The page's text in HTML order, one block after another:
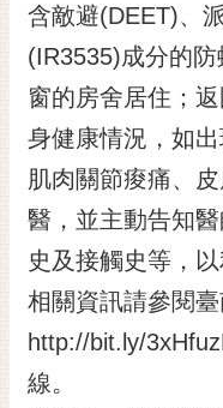
置
含敵避(DEET)、
(IR3535)成分的
窗的房舍居住；
身健康情況，如出
肌肉關節痠痛、
醫，並主動告知
史及接觸史等，
相關資訊請參閱
http://bit.ly/
線。